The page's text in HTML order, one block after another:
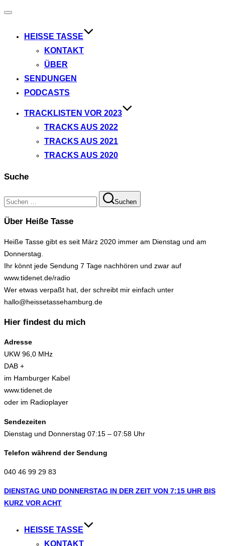
Navigation
HEISSE TASSE
KONTAKT
ÜBER
SENDUNGEN
PODCASTS
TRACKLISTEN VOR 2023
TRACKS AUS 2022
TRACKS AUS 2021
TRACKS AUS 2020
Suche
Suchen
nach:
Suchen
Über Heiße Tasse
Heiße Tasse gibt es seit März 2020 immer am Dienstag und am
Donnerstag.
Ihr könnt jede Sendung 7 Tage nachhören und zwar auf
www.tidenet.de/radio
Wer etwas verpaßt hat, der schreibt mir einfach unter
hallo@heissetassehamburg.de
Hier findest du mich
Adresse
UKW 96,0 MHz
DAB +
im Hamburger Kabel
www.tidenet.de
oder im Radioplayer
Sendezeiten
Dienstag und Donnerstag 07:15 – 07:58 Uhr
Telefon während der Sendung
040 46 99 29 83
Zum
Inhalt
DIENSTAG UND DONNERSTAG IN DER ZEIT VON 7:15 UHR BIS
KURZ VOR ACHT
HEISSE TASSE
KONTAKT